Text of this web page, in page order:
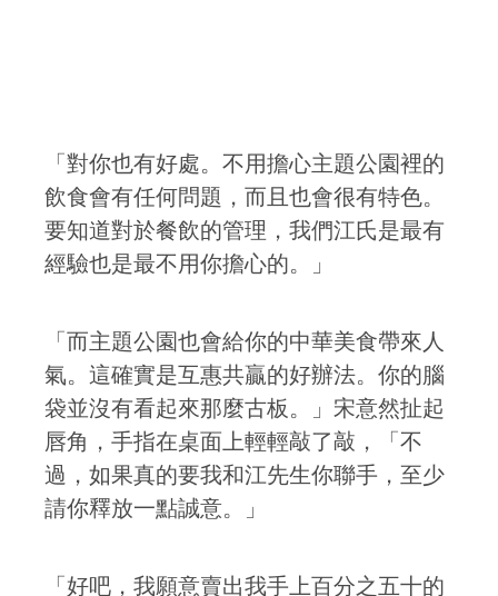
「對你也有好處。不用擔心主題公園裡的
飲食會有任何問題，而且也會很有特色。
要知道對於餐飲的管理，我們江氏是最有
經驗也是最不用你擔心的。」
「而主題公園也會給你的中華美食帶來人
氣。這確實是互惠共贏的好辦法。你的腦
袋並沒有看起來那麼古板。」宋意然扯起
唇角，手指在桌面上輕輕敲了敲，「不
過，如果真的要我和江先生你聯手，至少
請你釋放一點誠意。」
「好吧，我願意賣出我手上百分之五十的